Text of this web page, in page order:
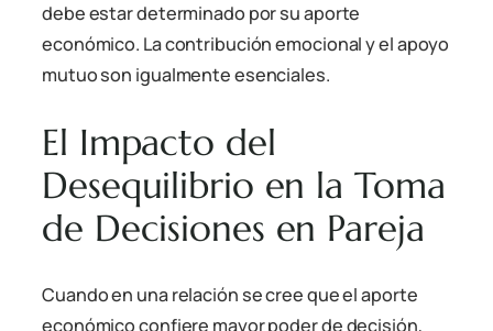
debe estar determinado por su aporte
económico. La contribución emocional y el apoyo
mutuo son igualmente esenciales.
El Impacto del
Desequilibrio en la Toma
de Decisiones en Pareja
Cuando en una relación se cree que el aporte
económico confiere mayor poder de decisión,